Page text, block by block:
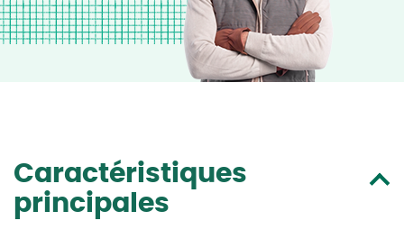
Caractéristiques
principales